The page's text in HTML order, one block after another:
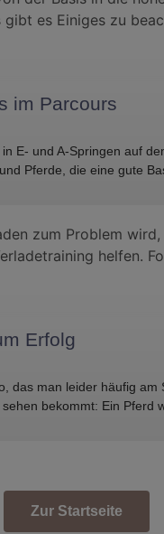
im Parcours
E- und A-Springen auf
Pferde, die eine gute
Erfolg
das man leider häufig am
bekommt: Ein Pferd
Zur Startseite